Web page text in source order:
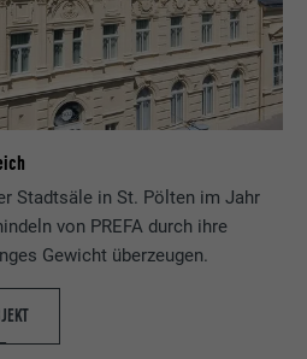
Stadtsäle in St. Pölten im Jahr
von PREFA durch ihre
Gewicht überzeugen.